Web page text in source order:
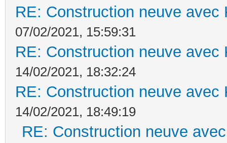
RE: Construction neuve avec
07/02/2021, 15:59:31
RE: Construction neuve avec
14/02/2021, 18:32:24
RE: Construction neuve avec
14/02/2021, 18:49:19
RE: Construction neuve